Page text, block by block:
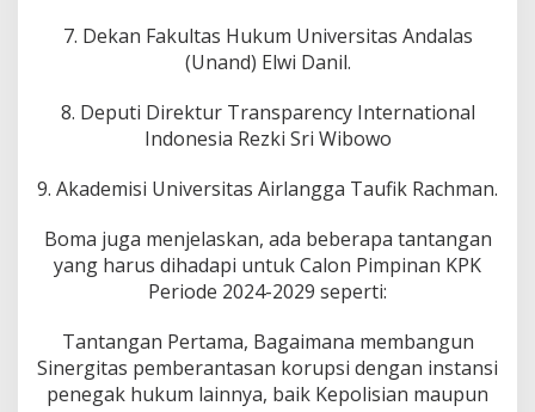
7. Dekan Fakultas Hukum Universitas Andalas
(Unand) Elwi Danil.
8. Deputi Direktur Transparency International
Indonesia Rezki Sri Wibowo
9. Akademisi Universitas Airlangga Taufik Rachman.
Boma juga menjelaskan, ada beberapa tantangan
yang harus dihadapi untuk Calon Pimpinan KPK
Periode 2024-2029 seperti:
Tantangan Pertama, Bagaimana membangun
Sinergitas pemberantasan korupsi dengan instansi
penegak hukum lainnya, baik Kepolisian maupun